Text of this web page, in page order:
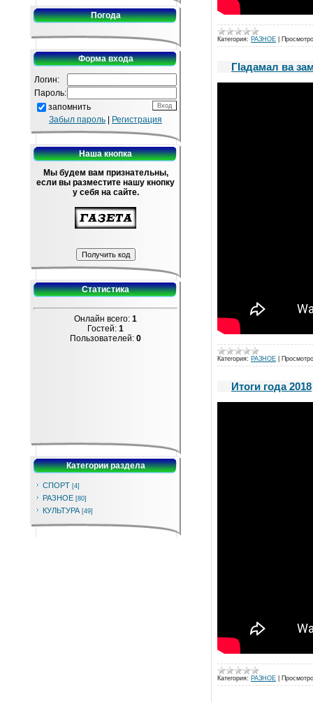
Погода
Форма входа
Логин:
Пароль:
запомнить
Забыл пароль
Регистрация
Наша кнопка
Мы будем вам признательны,
если вы разместите нашу кнопку
у себя на сайте.
Статистика
Онлайн всего: 1
Гостей: 1
Пользователей: 0
Категории раздела
СПОРТ [4]
РАЗНОЕ [80]
КУЛЬТУРА [49]
Категория: РАЗНОЕ
ГIадамал ва
Категория: РАЗНОЕ
Итоги года 2018
Категория: РАЗНОЕ